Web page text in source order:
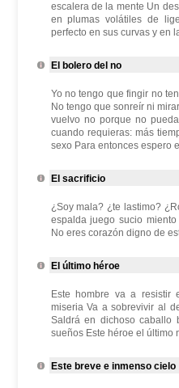
escalera de la mente Un
en plumas volátiles de
perfecto en sus curvas y en
El bolero del no
Yo no tengo que fingir no
No tengo que sonreír ni
vuelvo no porque no
cuando requieras: más
sexo Para entonces espero
El sacrificio
¿Soy mala? ¿te lastimo?
espalda juego sucio
No eres corazón digno de
El último héroe
Este hombre va a
miseria Va a sobrevivir al
Saldrá en dichoso caballo
sueños Este héroe el último
Este breve e inmenso cielo